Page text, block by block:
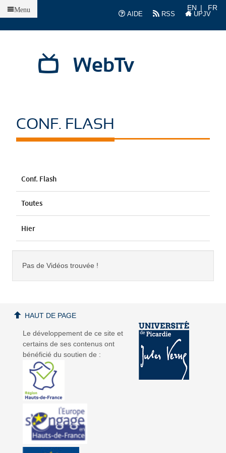
AIDE
RSS UPJV
EN FR
WebTv
Menu
CONF. FLASH
Conf. Flash
Toutes
Hier
Pas de Vidéos trouvée !
Le développement de ce site et
certains de ses contenus ont
bénéficié du soutien de :
HAUT DE PAGE